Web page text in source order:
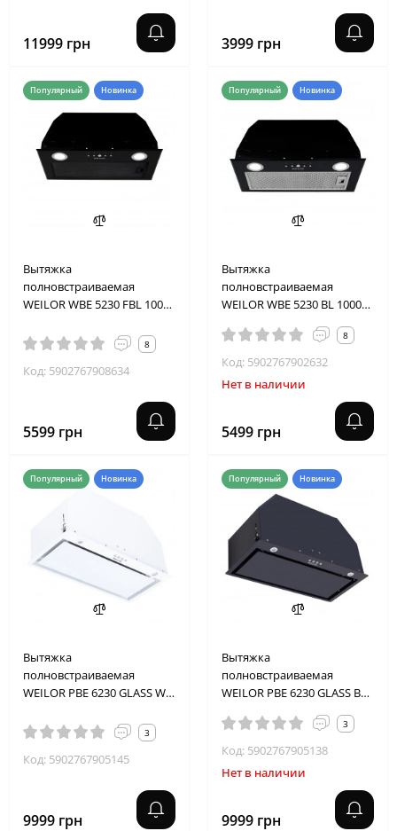
11999 грн 3999 грн
Популярный Новинка
Вытяжка
полновстраиваемая
WEILOR WBE 5230 FBL 1000
8
Код: 5902767908634
5599 грн
Популярный Новинка
Вытяжка
полновстраиваемая
WEILOR WBE 5230 BL 1000
8
Код: 5902767902632
Нет в наличии
5499 грн
Популярный Новинка
Вытяжка
полновстраиваемая
WEILOR PBE 6230 GLASS WH
3
Код: 5902767905145
9999 грн
Популярный Новинка
Вытяжка
полновстраиваемая
WEILOR PBE 6230 GLASS BL
3
Код: 5902767905138
Нет в наличии
9999 грн